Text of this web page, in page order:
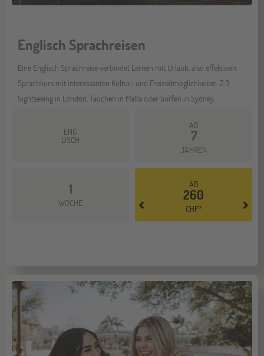
Englisch Sprachreisen
Eine Englisch Sprachreise verbindet Lernen mit Urlaub, also effektiven
Sprachkurs mit interessanten Kultur- und Freizeitmöglichkeiten. Z.B.
Sightseeing in London, Tauchen in Malta oder Surfen in Sydney.
ENG
LISCH
AB
7
JAHREN
1
WOCHE
AB
260
CHF*